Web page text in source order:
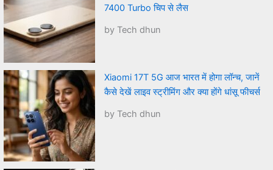
7400 Turbo चिप से लैस
by Tech dhun
Xiaomi 17T 5G आज भारत में होगा लॉन्च, जानें
कैसे देखें लाइव स्ट्रीमिंग और क्या होंगे धांसू फीचर्स
by Tech dhun